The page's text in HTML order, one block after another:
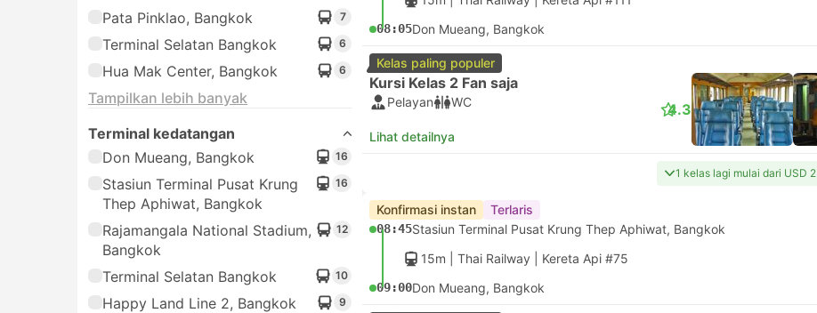
Pata Pinklao, Bangkok 7
Terminal Selatan Bangkok 6
Hua Mak Center, Bangkok 6
Tampilkan lebih banyak
Terminal kedatangan
Don Mueang, Bangkok
16
Stasiun Terminal Pusat Krung
Thep Aphiwat, Bangkok
16
Rajamangala National Stadium,
Bangkok
12
Terminal Selatan Bangkok 10
Happy Land Line 2, Bangkok 9
08:05Don Mueang, Bangkok
Kelas paling populer
Kursi Kelas 2 Fan saja
Pelayan WC
Lihat detailnya
4.3
1 kelas lagi mulai dari USD 2
Konfirmasi instan Terlaris
08:45Stasiun Terminal Pusat Krung Thep Aphiwat, Bangkok
15m | Thai Railway Kereta Api #75
09:00Don Mueang, Bangkok